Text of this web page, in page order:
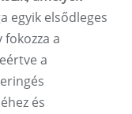
egyik elsődleges
fokozza a
a
és